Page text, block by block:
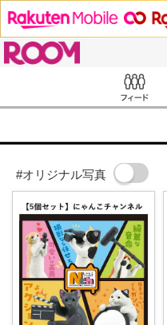
#オリジナル写真